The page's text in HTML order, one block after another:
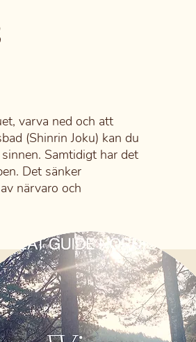
varva ned och att
(Shinrin Joku) kan du
Samtidigt har det
Det sänker
närvaro och